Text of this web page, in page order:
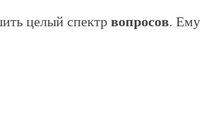
целый спектр вопросов. Ему